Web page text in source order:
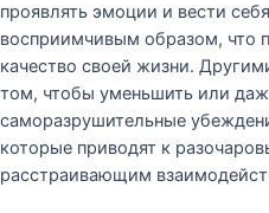
проявлять эмоции и вести
восприимчивым образом, что
качество своей жизни.
том, чтобы уменьшить или
саморазрушительные
которые приводят к
расстраивающим